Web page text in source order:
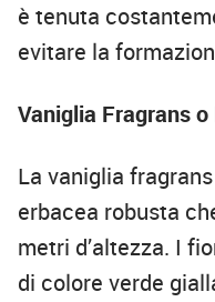
è tenuta
evitare la
Vaniglia Fragrans
La vaniglia
erbacea robusta
metri d’altezza. I
di colore verde